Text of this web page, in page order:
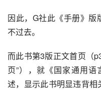
因此，G社此《手册》版
不过去。
而此书第3版正文首页（
页”），就《国家通用语
述，显示此书明显违背相